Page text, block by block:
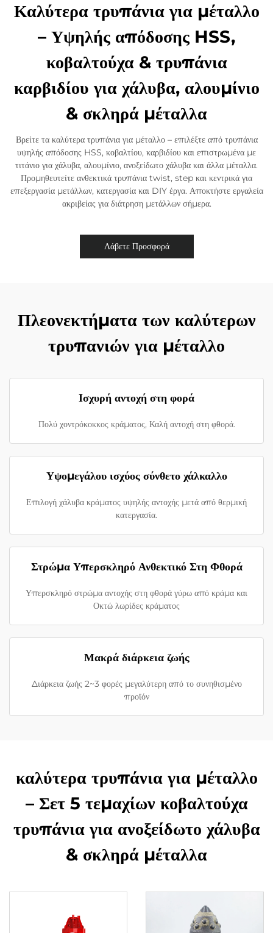
Καλύτερα τρυπάνια για μέταλλο
– Υψηλής απόδοσης HSS,
κοβαλτούχα & τρυπάνια
καρβιδίου για χάλυβα, αλουμίνιο
& σκληρά μέταλλα
Βρείτε τα καλύτερα τρυπάνια για μέταλλο – επιλέξτε από τρυπάνια
υψηλής απόδοσης HSS, κοβαλτίου, καρβιδίου και επιστρωμένα με
τιτάνιο για χάλυβα, αλουμίνιο, ανοξείδωτο χάλυβα και άλλα μέταλλα.
Προμηθευτείτε ανθεκτικά τρυπάνια twist, step και κεντρικά για
επεξεργασία μετάλλων, κατεργασία και DIY έργα. Αποκτήστε εργαλεία
ακριβείας για διάτρηση μετάλλων σήμερα.
Λάβετε Προσφορά
Πλεονεκτήματα των καλύτερων
τρυπανιών για μέταλλο
Ισχυρή αντοχή στη φορά
Πολύ χοντρόκοκκος κράματος, Καλή αντοχή στη φθορά.
Υψομεγάλου ισχύος σύνθετο χάλκαλλο
Επιλογή χάλυβα κράματος υψηλής αντοχής μετά από θερμική
κατεργασία.
Στρώμα Υπερσκληρό Ανθεκτικό Στη Φθορά
Υπερσκληρό στρώμα αντοχής στη φθορά γύρω από κράμα και
Οκτώ λωρίδες κράματος
Μακρά διάρκεια ζωής
Διάρκεια ζωής 2~3 φορές μεγαλύτερη από το συνηθισμένο
προϊόν
καλύτερα τρυπάνια για μέταλλο
– Σετ 5 τεμαχίων κοβαλτούχα
τρυπάνια για ανοξείδωτο χάλυβα
& σκληρά μέταλλα